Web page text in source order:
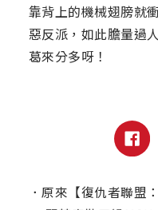
靠背上的機械翅膀就
惡反派，如此膽量過
葛來分多呀！
． 原來【復仇者聯盟：終局